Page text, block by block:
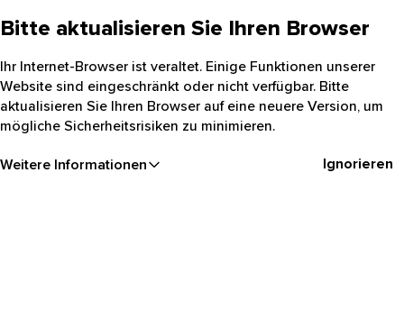
Bitte aktualisieren Sie Ihren Browser
Ihr Internet-Browser ist veraltet. Einige Funktionen unserer
Website sind eingeschränkt oder nicht verfügbar. Bitte
aktualisieren Sie Ihren Browser auf eine neuere Version, um
mögliche Sicherheitsrisiken zu minimieren.
Weitere Informationen Ignorieren